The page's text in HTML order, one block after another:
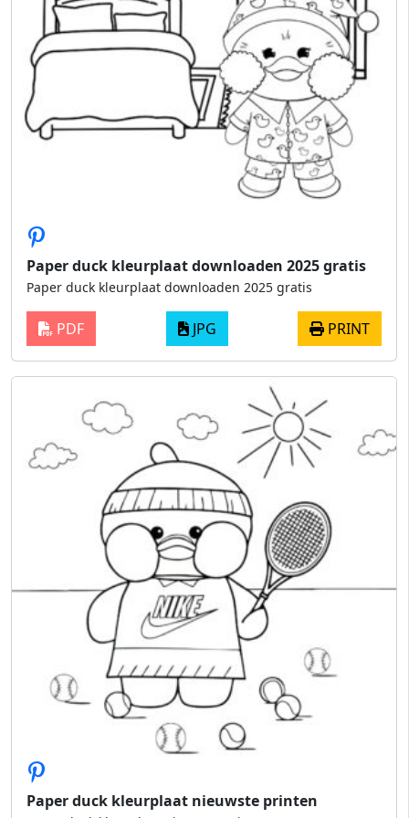
Paper duck kleurplaat downloaden 2025 gratis
Paper duck kleurplaat downloaden 2025 gratis
PDF JPG PRINT
Paper duck kleurplaat nieuwste printen